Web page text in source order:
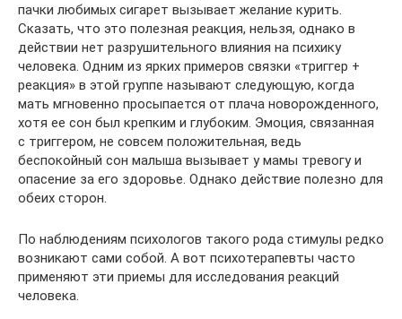
пачки любимых сигарет вызывает желание курить.
Сказать, что это полезная реакция, нельзя, однако в
действии нет разрушительного влияния на психику
человека. Одним из ярких примеров связки «триггер +
реакция» в этой группе называют следующую, когда
мать мгновенно просыпается от плача новорожденного,
хотя ее сон был крепким и глубоким. Эмоция, связанная
с триггером, не совсем положительная, ведь
беспокойный сон малыша вызывает у мамы тревогу и
опасение за его здоровье. Однако действие полезно для
обеих сторон.
По наблюдениям психологов такого рода стимулы редко
возникают сами собой. А вот психотерапевты часто
применяют эти приемы для исследования реакций
человека.